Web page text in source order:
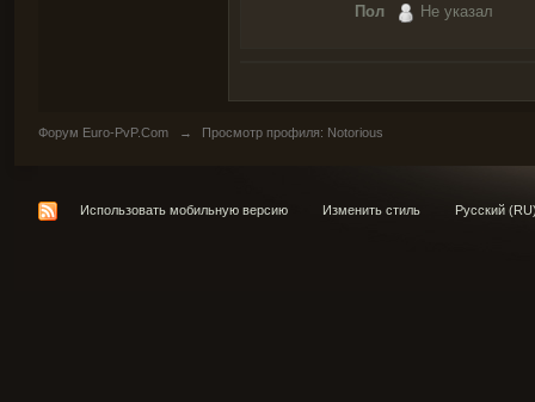
Пол Не указал
Форум Euro-PvP.Com → Просмотр профиля: Notorious
Использовать мобильную версию Изменить стиль Русский